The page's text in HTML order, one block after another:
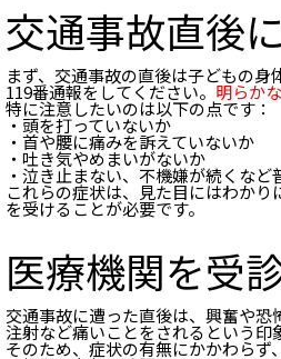
交通事故直後
まず、交通事故の直後は子どもの
119番通報をしてください。 明らか
特に注意したいのは以下の点です：
・頭を打っていないか
・首や腰に痛みを訴えていないか
・吐き気やめまいがないか
・泣き止まない、不機嫌が続くな
これらの症状は、見た目にはわか
を受けることが必要です。
医療機関を受
交通事故に遭った直後は、興奮や
注射など痛いことをされるという印
そのため、症状の有無にかかわら